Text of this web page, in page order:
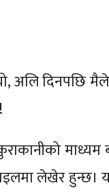
अलि दिनपछि
माध्यम
लेखेर हुन्छ।